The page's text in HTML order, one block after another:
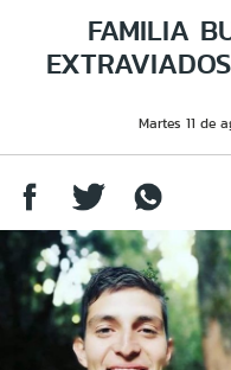
FAMILIA
Martes 11 de